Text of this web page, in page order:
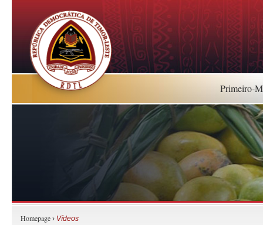
Primeiro-
Homepage › Vídeos